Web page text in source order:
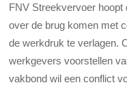
FNV Streekvervoer
over de brug komen met
de werkdruk te verlagen.
werkgevers voorstellen
vakbond wil een conflict